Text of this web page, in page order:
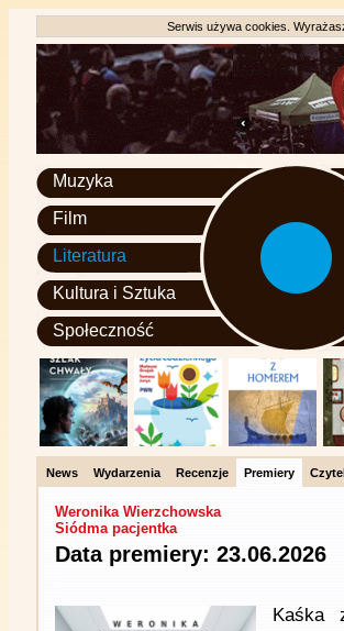
Serwis używa cookies.
Muzyka
Film
Literatura
Kultura i Sztuka
Społeczność
News Wydarzenia Recenzje Premiery
Weronika Wierzchowska
Siódma pacjentka
Data premiery: 23.06.2026
Kaśka